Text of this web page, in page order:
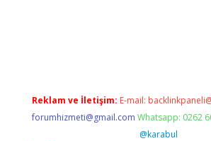
Reklam ve İletişim: E-mail:
forumhizmeti@gmail.com Whatsapp: 0262
@karabul